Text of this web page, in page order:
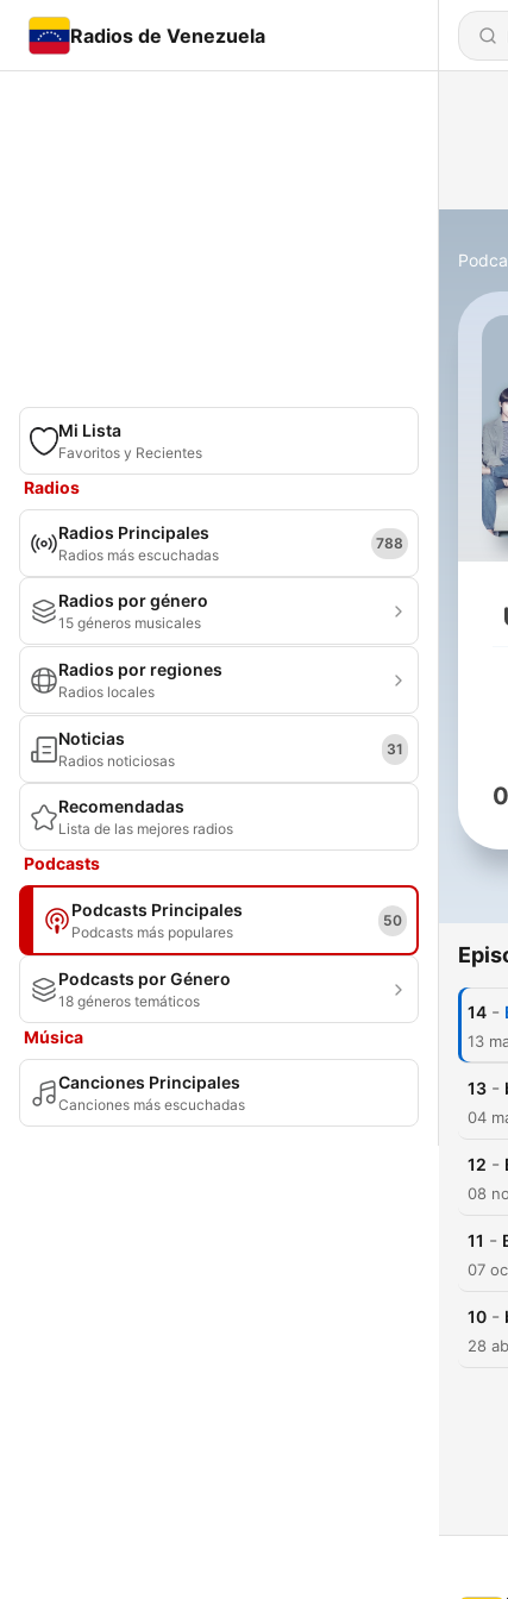
Radios de Venezuela
Mi Lista
Favoritos y Recientes
Radios
Radios Principales
Radios más escuchadas
788
Radios por género
15 géneros musicales
Radios por regiones
Radios locales
Noticias
Radios noticiosas
31
Recomendadas
Lista de las mejores radios
Podcasts
Podcasts Principales
Podcasts más populares
50
Podcasts por Género
18 géneros temáticos
Música
Canciones Principales
Canciones más escuchadas
14 -
13
13 -
04
12 -
08
11 -
07
10 -
28